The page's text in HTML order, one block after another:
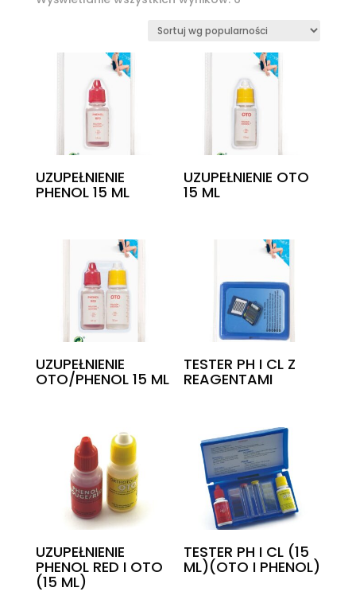
popularności
UZUPEŁNIENIE
PHENOL 15 ML
UZUPEŁNIENIE OTO
15 ML
UZUPEŁNIENIE
OTO/PHENOL 15 ML
TESTER PH I CL Z
REAGENTAMI
UZUPEŁNIENIE
PHENOL RED I OTO
(15 ML)
TESTER PH I CL (15
ML)(OTO I PHENOL)